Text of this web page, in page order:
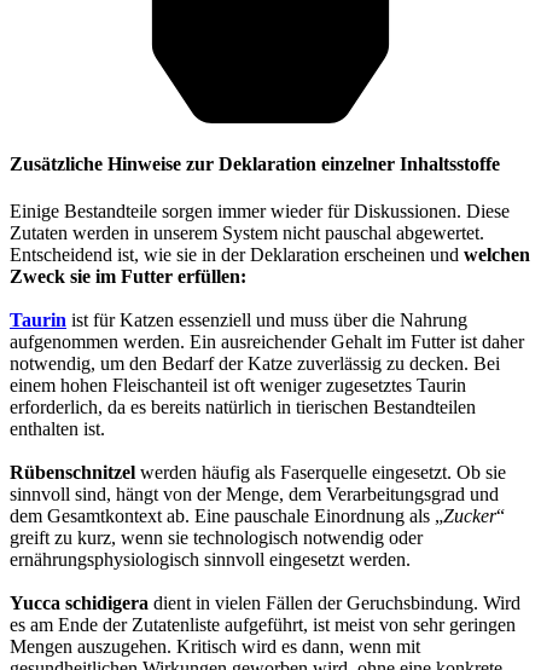
Zusätzliche Hinweise zur Deklaration einzelner Inhaltsstoffe
Einige Bestandteile sorgen immer wieder für Diskussionen. Diese
Zutaten werden in unserem System nicht pauschal abgewertet.
Entscheidend ist, wie sie in der Deklaration erscheinen und welchen
Zweck sie im Futter erfüllen:
Taurin ist für Katzen essenziell und muss über die Nahrung
aufgenommen werden. Ein ausreichender Gehalt im Futter ist daher
notwendig, um den Bedarf der Katze zuverlässig zu decken. Bei
einem hohen Fleischanteil ist oft weniger zugesetztes Taurin
erforderlich, da es bereits natürlich in tierischen Bestandteilen
enthalten ist.
Rübenschnitzel werden häufig als Faserquelle eingesetzt. Ob sie
sinnvoll sind, hängt von der Menge, dem Verarbeitungsgrad und
dem Gesamtkontext ab. Eine pauschale Einordnung als „Zucker“
greift zu kurz, wenn sie technologisch notwendig oder
ernährungsphysiologisch sinnvoll eingesetzt werden.
Yucca schidigera dient in vielen Fällen der Geruchsbindung. Wird
es am Ende der Zutatenliste aufgeführt, ist meist von sehr geringen
Mengen auszugehen. Kritisch wird es dann, wenn mit